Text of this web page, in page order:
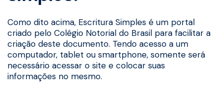
Como dito acima, Escritura Simples é um portal
criado pelo Colégio Notorial do Brasil para facilitar a
criação deste documento. Tendo acesso a um
computador, tablet ou smartphone, somente será
necessário acessar o site e colocar suas
informações no mesmo.